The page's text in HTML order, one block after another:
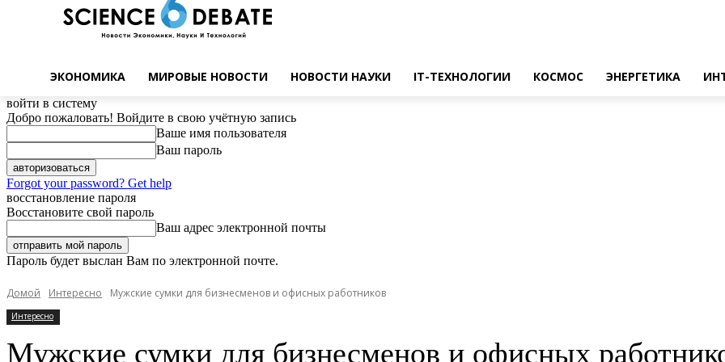
ЭКОНОМИКА МИРОВЫЕ НОВОСТИ НОВОСТИ НАУКИ IT-ТЕХНОЛОГИИ КОСМОС ЭНЕРГЕТИКА
войти в систему
Добро пожаловать! Войдите в свою учётную запись
Ваше имя пользователя
Ваш пароль
Forgot your password? Get help
восстановление пароля
Восстановите свой пароль
Ваш адрес электронной почты
Пароль будет выслан Вам по электронной почте.
Домой Интересно Мужские сумки для бизнесменов и офисных работников
Интересно
Мужские сумки для бизнесменов и офисных